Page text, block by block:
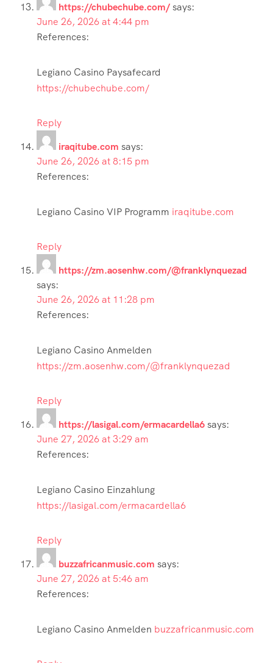
https://chubechube.com/says:
June 26, 2026 at 4:44 pm
References:
Legiano Casino Paysafecard
https://chubechube.com/
Reply
iraqitube.com says:
June 26, 2026 at 8:15 pm
References:
Legiano Casino VIP Programm iraqitube.com
Reply
https://zm.aosenhw.com/@franklynquezad
says:
June 26, 2026 at 11:28 pm
References:
Legiano Casino Anmelden
https://zm.aosenhw.com/@franklynquezad
Reply
https://lasigal.com/ermacardella6says:
June 27, 2026 at 3:29 am
References:
Legiano Casino Einzahlung
https://lasigal.com/ermacardella6
Reply
buzzafricanmusic.com says:
June 27, 2026 at 5:46 am
References:
Legiano Casino Anmelden buzzafricanmusic.com